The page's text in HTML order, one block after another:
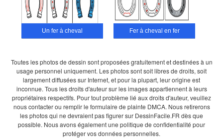
Un fer à cheval Fer à cheval en fer
Toutes les photos de dessin sont proposées gratuitement et destinées à un
usage personnel uniquement. Les photos sont soit libres de droits, soit
largement diffusées sur Internet, et pour la plupart, leur origine est
inconnue. Tous les droits d'auteur sur les images appartiennent à leurs
propriétaires respectifs. Pour tout problème lié aux droits d'auteur, veuillez
nous contacter ou remplir le formulaire de plainte DMCA. Nous retirerons
les photos qui ne devraient pas figurer sur DessinFacile.FR dès que
possible. Nous avons également une politique de confidentialité pour
protéger vos données personnelles.